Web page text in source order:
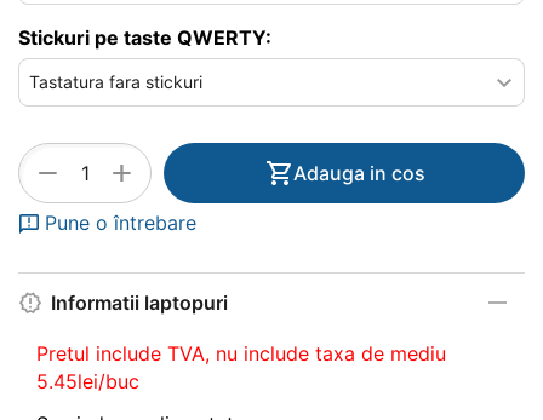
Stickuri pe taste QWERTY:
+
− Adauga in cos
Pune o întrebare
Informatii laptopuri
Pretul include TVA, nu include taxa de mediu
5.45lei/buc